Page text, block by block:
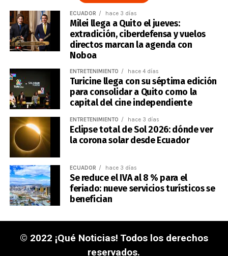
ECUADOR hace 3 días
Milei llega a Quito el jueves:
extradición, ciberdefensa y vuelos
directos marcan la agenda con
Noboa
ENTRETENIMIENTO hace 4 días
Turicine llega con su séptima edición
para consolidar a Quito como la
capital del cine independiente
ENTRETENIMIENTO hace 3 días
Eclipse total de Sol 2026: dónde ver
la corona solar desde Ecuador
ECUADOR hace 3 días
Se reduce el IVA al 8 % para el
feriado: nueve servicios turísticos se
benefician
© 2022 ¡Qué Noticias! Todos los derechos
reservados.